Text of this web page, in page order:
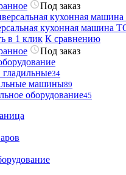
Под заказ
кухонная
в 1 клик К сравнению
Под заказ
гладильные34
машины89
оборудование45